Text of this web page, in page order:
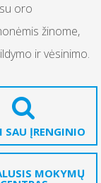
oro
žinome,
ir vėsinimo.
SAU ĮRENGINIO
MOKYMŲ